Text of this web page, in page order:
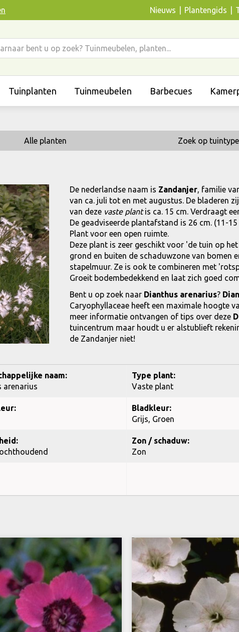
Nieuws Plantengids
Tuinplanten Tuinmeubelen Barbecues
Alle planten Zoek op tuintype
De nederlandse naam is Zandanjer, familie
van ca. juli tot en met augustus. De bladeren
van deze vaste plantis ca. 15 cm. Verdraagt
De geadviseerde plantafstand is 26 cm. (11-
Plant voor een open ruimte.
Deze plant is zeer geschikt voor 'de tuin op
grond en buiten de schaduwzone van bomen
stapelmuur. Ze is ook te combineren met
Groeit bodembedekkend en laat zich goed
Bent u op zoek naar Dianthus arenarius?
Caryophyllaceae heeft een maximale hoogte
meer informatie ontvangen of tips over deze
tuincentrum maar houdt u er alstublieft
de Zandanjer niet!
naam:
arenarius
Type plant:
Vaste plant
Bladkleur:
Grijs, Groen
Zon / schaduw:
Zon